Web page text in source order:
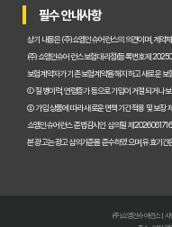
필수 안내사항
상기 내용은 (주)쇼엠인슈어런스의 의견이며, 계약
(주)쇼엠인슈어런스 보험대리점(등록번호 제
보험계약자가 기존 보험계약을 해지하고 새로운
① 질병이력, 연령증가 등으로 가입이 거절되거나
② 가입 상품에 따라 새로운 면책기간 적용 및 보장
쇼엠인슈어런스 준법감시인 심의필 제
본 광고는 광고심의기준을 준수하였으며, 유효기간
(주)쇼엠인슈어런스 |